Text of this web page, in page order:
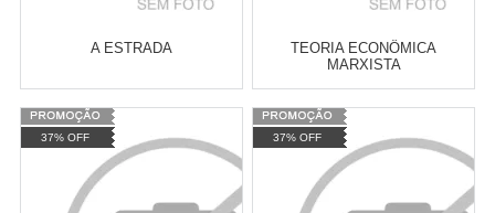
A ESTRADA
Varejo:
Atacado: R$ 2.550,90 (Apenas
Revendedor)
10 x
LITERATURA ESTRANGEIRA
TEORIA ECONÔMICA
MARXISTA
Varejo:
Atacado: R$ 2.550,90 (Apenas
Revendedor)
10
ANTIRRACISMO E QUESTÃO
RACIAL
37% OFF 37% OFF